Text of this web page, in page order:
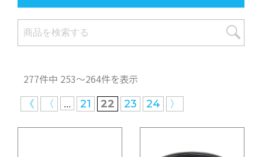
277件中 253〜264件を表示
《 〈 ... 21 22 23 24 〉